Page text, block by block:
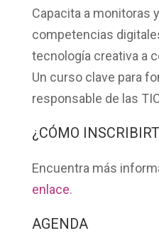
Capacita a monitoras
competencias
tecnología creativa a
Un curso clave para
responsable de las
¿CÓMO
Encuentra más
enlace.
AGENDA